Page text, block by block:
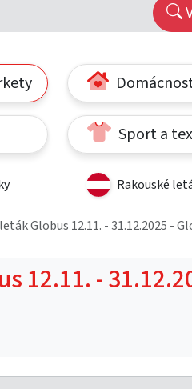
Sport a
Rakouské
Globus 12.11. - 31.12.2025 -
12.11. -